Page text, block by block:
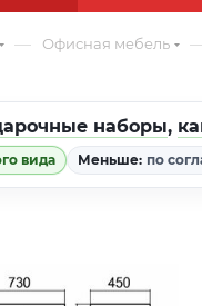
— Офисная мебель
наборы,
вида Меньше: по